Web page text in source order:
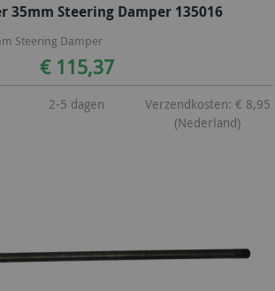
35mm Steering Damper 135016
Steering Damper
€ 115,37
2-5 dagen
Verzendkosten: € 8,95
(Nederland)